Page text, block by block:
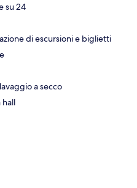
su 24
di escursioni e biglietti
a secco